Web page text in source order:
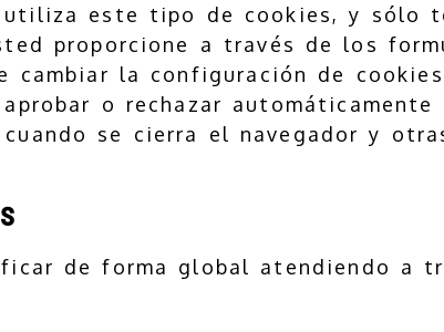
este tipo de cookies, y sólo
proporcione a través de los
cambiar la configuración de
o rechazar automáticamente
se cierra el navegador y
de forma global atendiendo a